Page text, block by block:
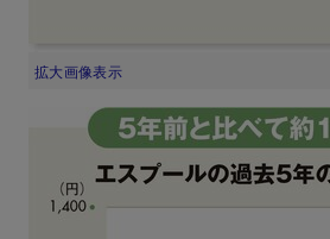
拡大画像表示